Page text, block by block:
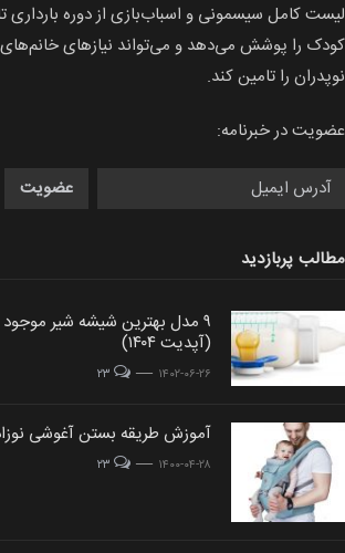
کودک را پوشش می‌دهد و می‌تواند نیازهای خانم‌های
نوپدران را تامین کند.
عضویت در خبرنامه:
مطالب پربازدید
post
image
۹ مدل بهترین شیشه شیر موجود
(آپدیت ۱۴۰۴) post
image ۱۴۰۲-۰۶-۲۶ post image
post
image
آموزش طریقه بستن آغوشی
۱۴۰۰-۰۴-۲۸ post image